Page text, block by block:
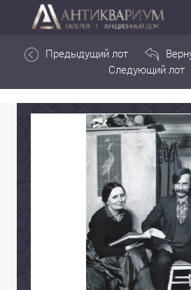
Предыдущий лот
Следующий лот